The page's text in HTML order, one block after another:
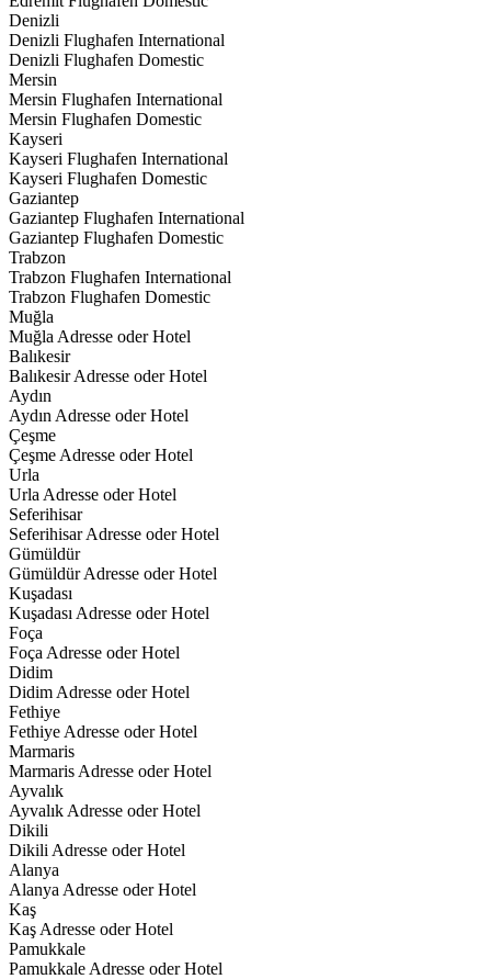
Denizli
Denizli Flughafen International
Denizli Flughafen Domestic
Mersin
Mersin Flughafen International
Mersin Flughafen Domestic
Kayseri
Kayseri Flughafen International
Kayseri Flughafen Domestic
Gaziantep
Gaziantep Flughafen International
Gaziantep Flughafen Domestic
Trabzon
Trabzon Flughafen International
Trabzon Flughafen Domestic
Muğla
Muğla Adresse oder Hotel
Balıkesir
Balıkesir Adresse oder Hotel
Aydın
Aydın Adresse oder Hotel
Çeşme
Çeşme Adresse oder Hotel
Urla
Urla Adresse oder Hotel
Seferihisar
Seferihisar Adresse oder Hotel
Gümüldür
Gümüldür Adresse oder Hotel
Kuşadası
Kuşadası Adresse oder Hotel
Foça
Foça Adresse oder Hotel
Didim
Didim Adresse oder Hotel
Fethiye
Fethiye Adresse oder Hotel
Marmaris
Marmaris Adresse oder Hotel
Ayvalık
Ayvalık Adresse oder Hotel
Dikili
Dikili Adresse oder Hotel
Alanya
Alanya Adresse oder Hotel
Kaş
Kaş Adresse oder Hotel
Pamukkale
Pamukkale Adresse oder Hotel